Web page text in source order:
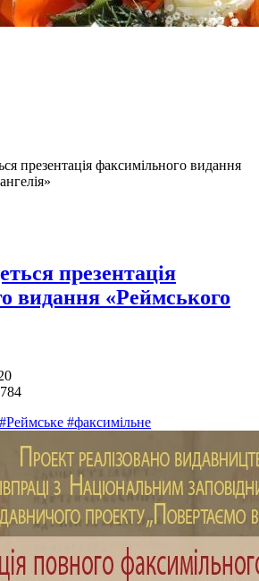
презентація факсимільного видання
презентація
видання «Реймського
#Реймське #факсимільне